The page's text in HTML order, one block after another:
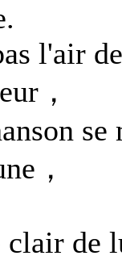
l'air
，
se
，
clair de